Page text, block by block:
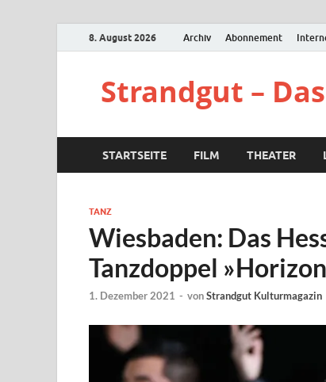
8. August 2026 Archiv Abonnement
Strandgut –
STARTSEITE FILM THEATER
TANZ
Wiesbaden: Das
Tanzdoppel
1. Dezember 2021 - vonStrandgut Kulturmagazin